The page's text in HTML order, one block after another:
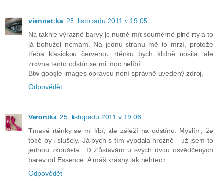
viennettka 25. listopadu 2011 v 19:05
Na takhle výrazné barvy je nutné mít souměrné plné rty a to
já bohužel nemám. Na jednu stranu mě to mrzí, protože
třeba klasickou červenou rtěnku bych klidně nosila, ale
zrovna tento odstín se mi moc nelíbí.
Btw google images opravdu není správně uvedený zdroj.
Odpovědět
Veronika 25. listopadu 2011 v 19:06
Tmavé rtěnky se mi líbí, ale záleží na odstínu. Myslím, že
tobě by i slušely. Já bych s tím vypdala hrozně - už jsem to
jednou zkoušela. :D Zůstávám u svých dvou osvědčených
barev od Essence. A máš krásný lak nehtech.
Odpovědět